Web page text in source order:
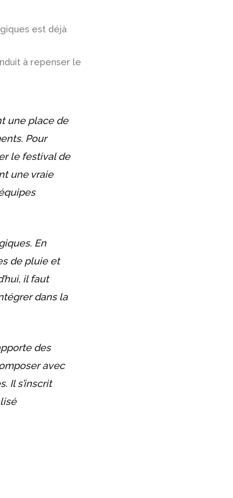
est déjà
à repenser le
une place de
Pour
le festival de
une vraie
En
de pluie et
il faut
dans la
des
avec
Il s’inscrit